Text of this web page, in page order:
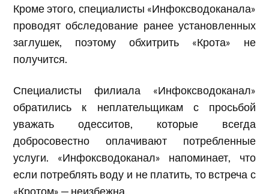
Кроме этого, специалисты «Инфоксводоканала»
проводят обследование ранее установленных
заглушек, поэтому обхитрить «Крота» не
получится.
Специалисты филиала «Инфоксводоканал»
обратились к неплательщикам с просьбой
уважать одесситов, которые всегда
добросовестно оплачивают потребленные
услуги. «Инфоксводоканал» напоминает, что
если потреблять воду и не платить, то встреча с
«Кротом» — неизбежна.